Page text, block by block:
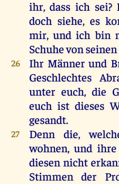
ihr, dassich sei?
doch siehe, es
mir,und ich bin
Schuhevonseinen
26 Ihr Männer und
Geschlechtes
unter euch, die
euch ist dieses
gesandt.
27 Denn die,
wohnen,und ihre
diesen nicht
Stimmen der